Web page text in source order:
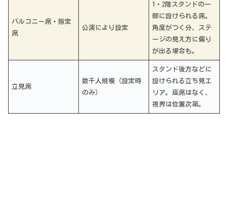
バルコニー席・指定
席
公演により設定
1・2階スタンドの一
部に設けられる席。
角度がつく分、ステ
ージの見え方に偏り
が出る場合も。
立見席
数千人規模（設定時
のみ）
スタンド後方などに
設けられる立ち見エ
リア。座席はなく、
視界は位置次第。